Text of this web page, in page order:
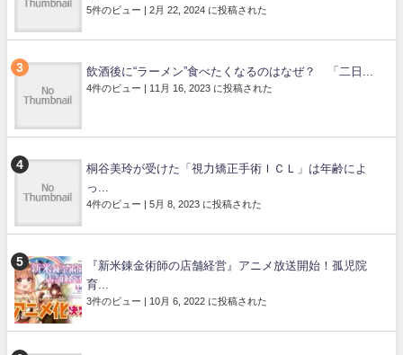
5件のビュー | 2月 22, 2024 に投稿された
飲酒後に“ラーメン”食べたくなるのはなぜ？ 「二日...
4件のビュー | 11月 16, 2023 に投稿された
桐谷美玲が受けた「視力矯正手術ＩＣＬ」は年齢によ
っ...
4件のビュー | 5月 8, 2023 に投稿された
『新米錬金術師の店舗経営』アニメ放送開始！孤児院
育...
3件のビュー | 10月 6, 2022 に投稿された